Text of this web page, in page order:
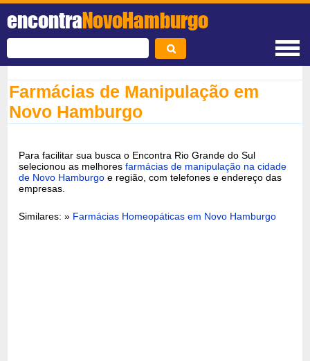
encontraNovoHamburgo
Farmácias de Manipulação em
Novo Hamburgo
Para facilitar sua busca o Encontra Rio Grande do Sul
selecionou as melhoresfarmácias de manipulação na cidade
de Novo Hamburgo e região, com telefones e endereço das
empresas.
Similares: » Farmácias Homeopáticas em Novo Hamburgo